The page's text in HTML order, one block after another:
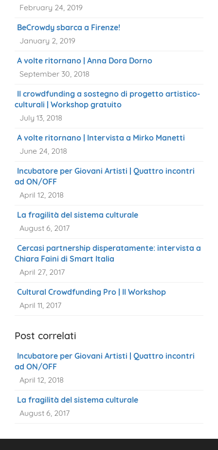
February 24, 2019
BeCrowdy sbarca a Firenze!
January 2, 2019
A volte ritornano | Anna Dora Dorno
September 30, 2018
Il crowdfunding a sostegno di progetto artistico-
culturali | Workshop gratuito
July 13, 2018
A volte ritornano | Intervista a Mirko Manetti
June 24, 2018
Incubatore per Giovani Artisti | Quattro incontri
ad ON/OFF
April 12, 2018
La fragilità del sistema culturale
August 6, 2017
Cercasi partnership disperatamente: intervista a
Chiara Faini di Smart Italia
April 27, 2017
Cultural Crowdfunding Pro | Il Workshop
April 11, 2017
Post correlati
Incubatore per Giovani Artisti | Quattro incontri
ad ON/OFF
April 12, 2018
La fragilità del sistema culturale
August 6, 2017